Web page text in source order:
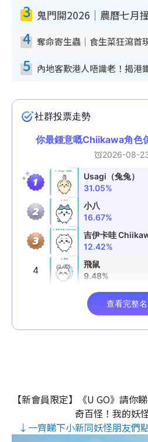
3
4
5
【新會員限定】《U GO》請你
奇百怪！我的妖
↓一齊睇下小新同妖怪朋友們